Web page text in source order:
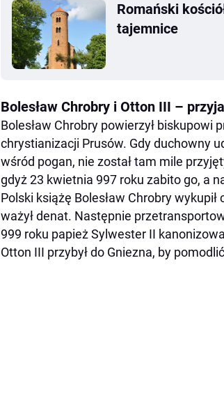
Romański
tajemnice
Bolesław Chrobry i Otton III –
Bolesław Chrobry powierzył biskupowi
chrystianizacji Prusów. Gdy duchowny
wśród pogan, nie został tam mile
gdyż 23 kwietnia 997 roku zabito go, a
Polski książę Bolesław Chrobry
ważył denat. Następnie
999 roku papież Sylwester II
Otton III przybył do Gniezna, by